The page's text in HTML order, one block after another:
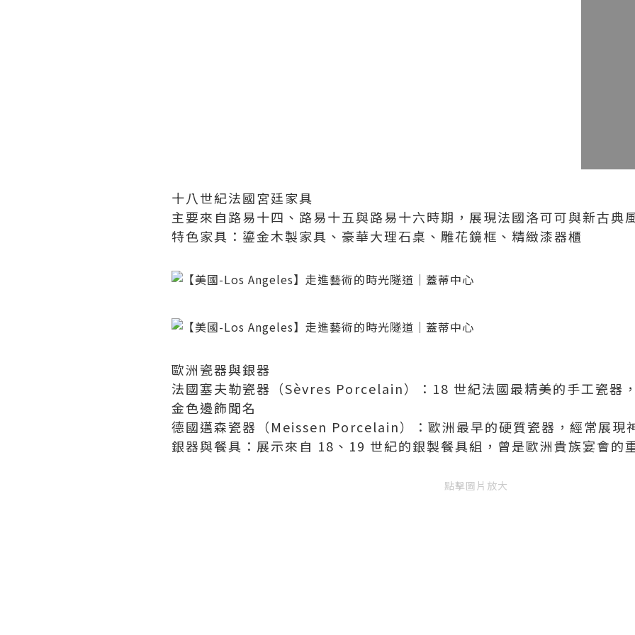
十八世紀法國宮廷家具
主要來自路易十四、路易十五與路易十六時期，展現法國洛可可與新古典
特色家具：鎏金木製家具、豪華大理石桌、雕花鏡框、精緻漆器櫃
歐洲瓷器與銀器
法國塞夫勒瓷器（Sèvres Porcelain）：18 世紀法國最精美的手工瓷器
金色邊飾聞名
德國邁森瓷器（Meissen Porcelain）：歐洲最早的硬質瓷器，經常展現
銀器與餐具：展示來自 18、19 世紀的銀製餐具組，曾是歐洲貴族宴會的
點擊圖片放大